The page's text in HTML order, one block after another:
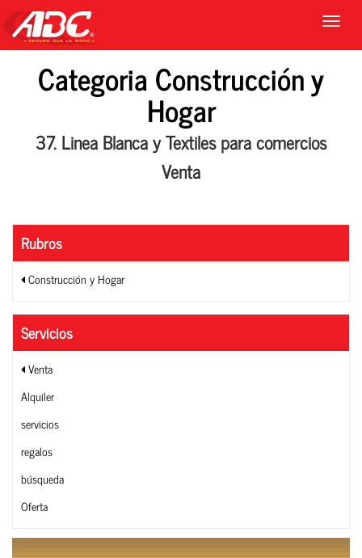
Categoria Construcción y
Hogar
37. Linea Blanca y Textiles para comercios
Venta
Rubros
Construcción y Hogar
Servicios
Venta
Alquiler
servicios
regalos
búsqueda
Oferta